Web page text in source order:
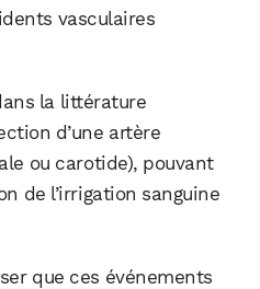
vasculaires
la littérature
d’une artère
ou carotide), pouvant
de l’irrigation sanguine
que ces événements